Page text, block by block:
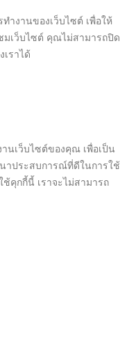
ำงานของเว็บไซต์ เพื่อให้
มเว็บไซต์ คุณไม่สามารถปิด
ราได้
นเว็บไซต์ของคุณ เพื่อเป็น
าประสบการณ์ที่ดีในการใช้
คุกกี้นี้ เราจะไม่สามารถ